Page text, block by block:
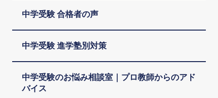
中学受験 合格者の声
中学受験 進学塾別対策
中学受験のお悩み相談室｜プロ教師からのアド
バイス